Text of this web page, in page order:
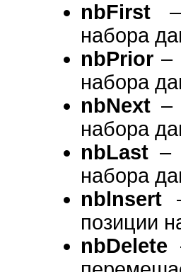
nbFirst –
набора
nbPrior –
набора
nbNext –
набора
nbLast –
набора
nblnsert
позиции
nbDelete